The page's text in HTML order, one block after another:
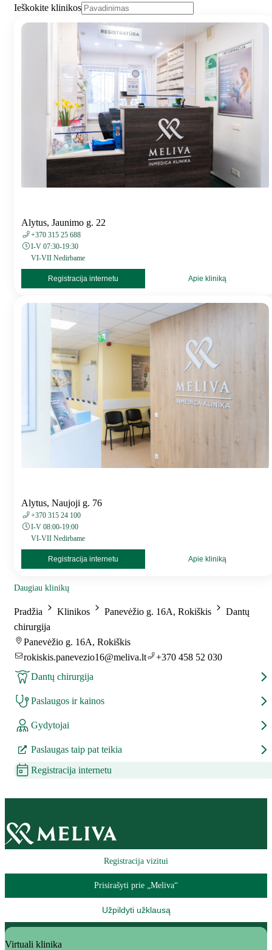
Ieškokite klinikos
Alytus, Jaunimo g. 22
+370 315 25 688
I-V 07:30-19:30
VI-VII Nedirbame
Registracija internetu Apie kliniką
Alytus, Naujoji g. 76
+370 315 24 100
I-V 08:00-19:00
VI-VII Nedirbame
Registracija internetu Apie kliniką
Daugiau klinikų
Pradžia Klinikos Panevėžio g. 16A, Rokiškis
Dantų
chirurgija
Panevėžio g. 16A, Rokiškis
rokiskis.panevezio16@meliva.lt
+370 458 52 030
Dantų chirurgija
Paslaugos ir kainos
Gydytojai
Paslaugas taip pat teikia
Registracija internetu
Registracija vizitui
Prisirašyti prie „Meliva“
Užpildyti užklausą
Virtuali klinika